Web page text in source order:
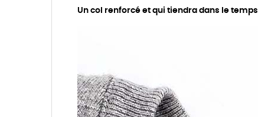
Un col renforcé et qui tiendra dans le temps